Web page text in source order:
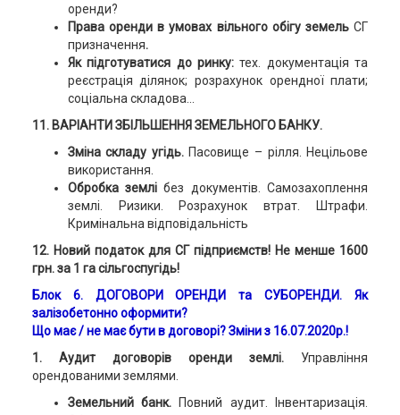
оренди?
Права оренди в умовах вільного обігу земельСГ
призначення.
Як підготуватися до ринку:тех. документація та
реєстрація ділянок; розрахунок орендної плати;
соціальна складова...
11. ВАРІАНТИ ЗБІЛЬШЕННЯ ЗЕМЕЛЬНОГО БАНКУ.
Зміна складу угідь.Пасовище – рілля. Нецільове
використання.
Обробка землі без документів. Самозахоплення
землі. Ризики. Розрахунок втрат. Штрафи.
Кримінальна відповідальність
12. Новий податок для СГ підприємств! Не менше 1600
грн. за 1 гасільгоспугідь!
Блок 6. ДОГОВОРИ ОРЕНДИ та СУБОРЕНДИ.Як
залізобетонно оформити?
Що має / не має бути в договорі? Зміни з 16.07.2020р.!
1.
Аудит договорів оренди землі. Управління
орендованими землями.
Земельний банк. Повний аудит. Інвентаризація.